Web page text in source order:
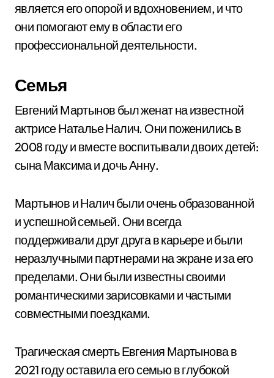
является его опорой и вдохновением, и что
они помогают ему в области его
профессиональной деятельности.
Семья
Евгений Мартынов был женат на известной
актрисе Наталье Налич. Они поженились в
2008 году и вместе воспитывали двоих детей:
сына Максима и дочь Анну.
Мартынов и Налич были очень образованной
и успешной семьей. Они всегда
поддерживали друг друга в карьере и были
неразлучными партнерами на экране и за его
пределами. Они были известны своими
романтическими зарисовками и частыми
совместными поездками.
Трагическая смерть Евгения Мартынова в
2021 году оставила его семью в глубокой